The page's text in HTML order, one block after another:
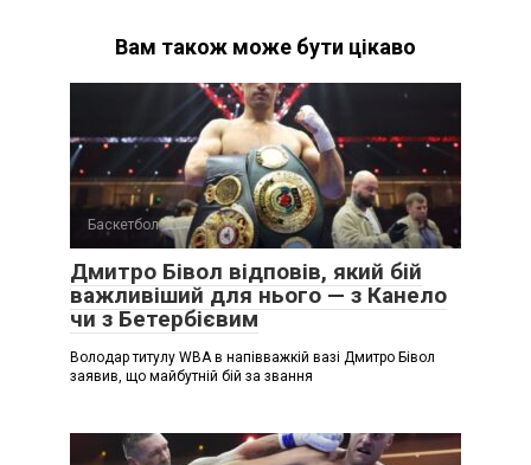
Вам також може бути цікаво
Баскетбол
Дмитро Бівол відповів, який бій
важливіший для нього — з Канело
чи з Бетербієвим
Володар титулу WBA в напівважкій вазі Дмитро Бівол
заявив, що майбутній бій за звання